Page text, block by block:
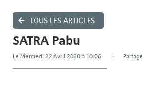
TOUS LES ARTICLES
SATRA Pabu
Le Mercredi 22 Avril 2020 à 10:06 |